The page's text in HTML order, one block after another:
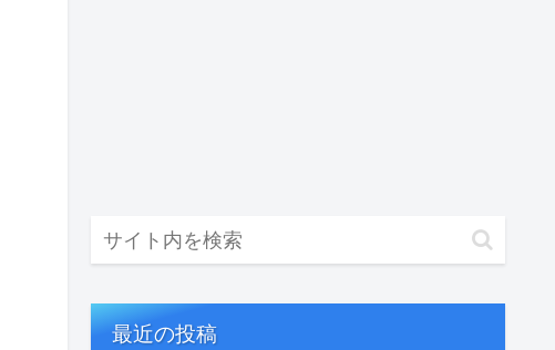
最近の投稿